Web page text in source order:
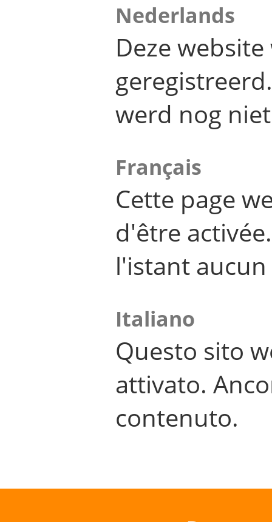
Nederlands
Deze
werd nog
Français
Cette page
d'être
l'istant
Italiano
Questo sito
attivato.
contenuto.